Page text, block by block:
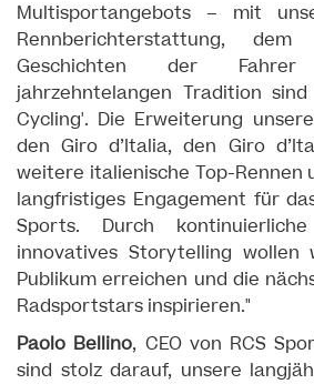
Multisportangebots – mit
Rennberichterstattung,
Geschichten der
jahrzehntelangen Tradition
Cycling'. Die Erweiterung
den Giro d’Italia, den Giro
weitere italienische Top-
langfristiges Engagement für
Sports. Durch
innovatives Storytelling
Publikum erreichen und die
Radsportstars inspirieren."
Paolo Bellino, CEO von RCS
sind stolz darauf, unsere